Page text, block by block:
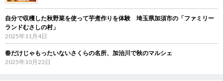
自分で収穫した秋野菜を使って芋煮作りを体験 埼玉県加須市の「ファミリー
ランドむさしの村」
2025年11月4日
春だけじゃもったいないさくらの名所、加治川で秋のマルシェ
2025年10月23日